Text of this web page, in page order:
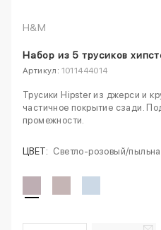
H&M
Набор из 5 трусиков
Артикул: 1011444014
Трусики Hipster из джерси и
частичное покрытие сзади.
промежности.
ЦВЕТ: Светло-розовый/